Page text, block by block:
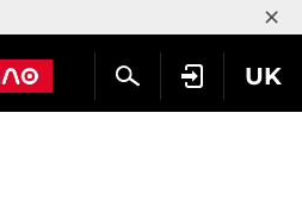
×
UK